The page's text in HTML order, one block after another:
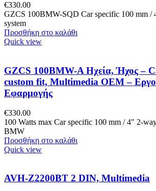
€330.00
GZCS 100BMW-SQD Car specific 100 mm /
system
Προσθήκη στο καλάθι
Quick view
GZCS 100BMW-A Ηχεία, Ήχος –
custom fit, Multimedia OEM –
Εφαρμογής
€330.00
100 Watts max Car specific 100 mm / 4″ 2-
BMW
Προσθήκη στο καλάθι
Quick view
AVH-Z2200BT 2 DIN, Multimedia